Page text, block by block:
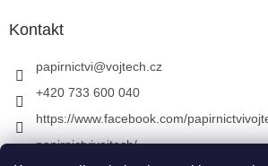
Kontakt
papirnictvi@vojtech.cz
+420 733 600 040
https://www.facebook.com/
papirnictvivojtech/